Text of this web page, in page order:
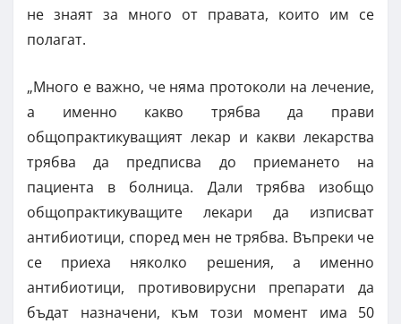
не знаят за много от правата, които им се
полагат.
„Много е важно, че няма протоколи на лечение,
а именно какво трябва да прави
общопрактикуващият лекар и какви лекарства
трябва да предписва до приемането на
пациента в болница. Дали трябва изобщо
общопрактикуващите лекари да изписват
антибиотици, според мен не трябва. Въпреки че
се приеха няколко решения, а именно
антибиотици, противовирусни препарати да
бъдат назначени, към този момент има 50